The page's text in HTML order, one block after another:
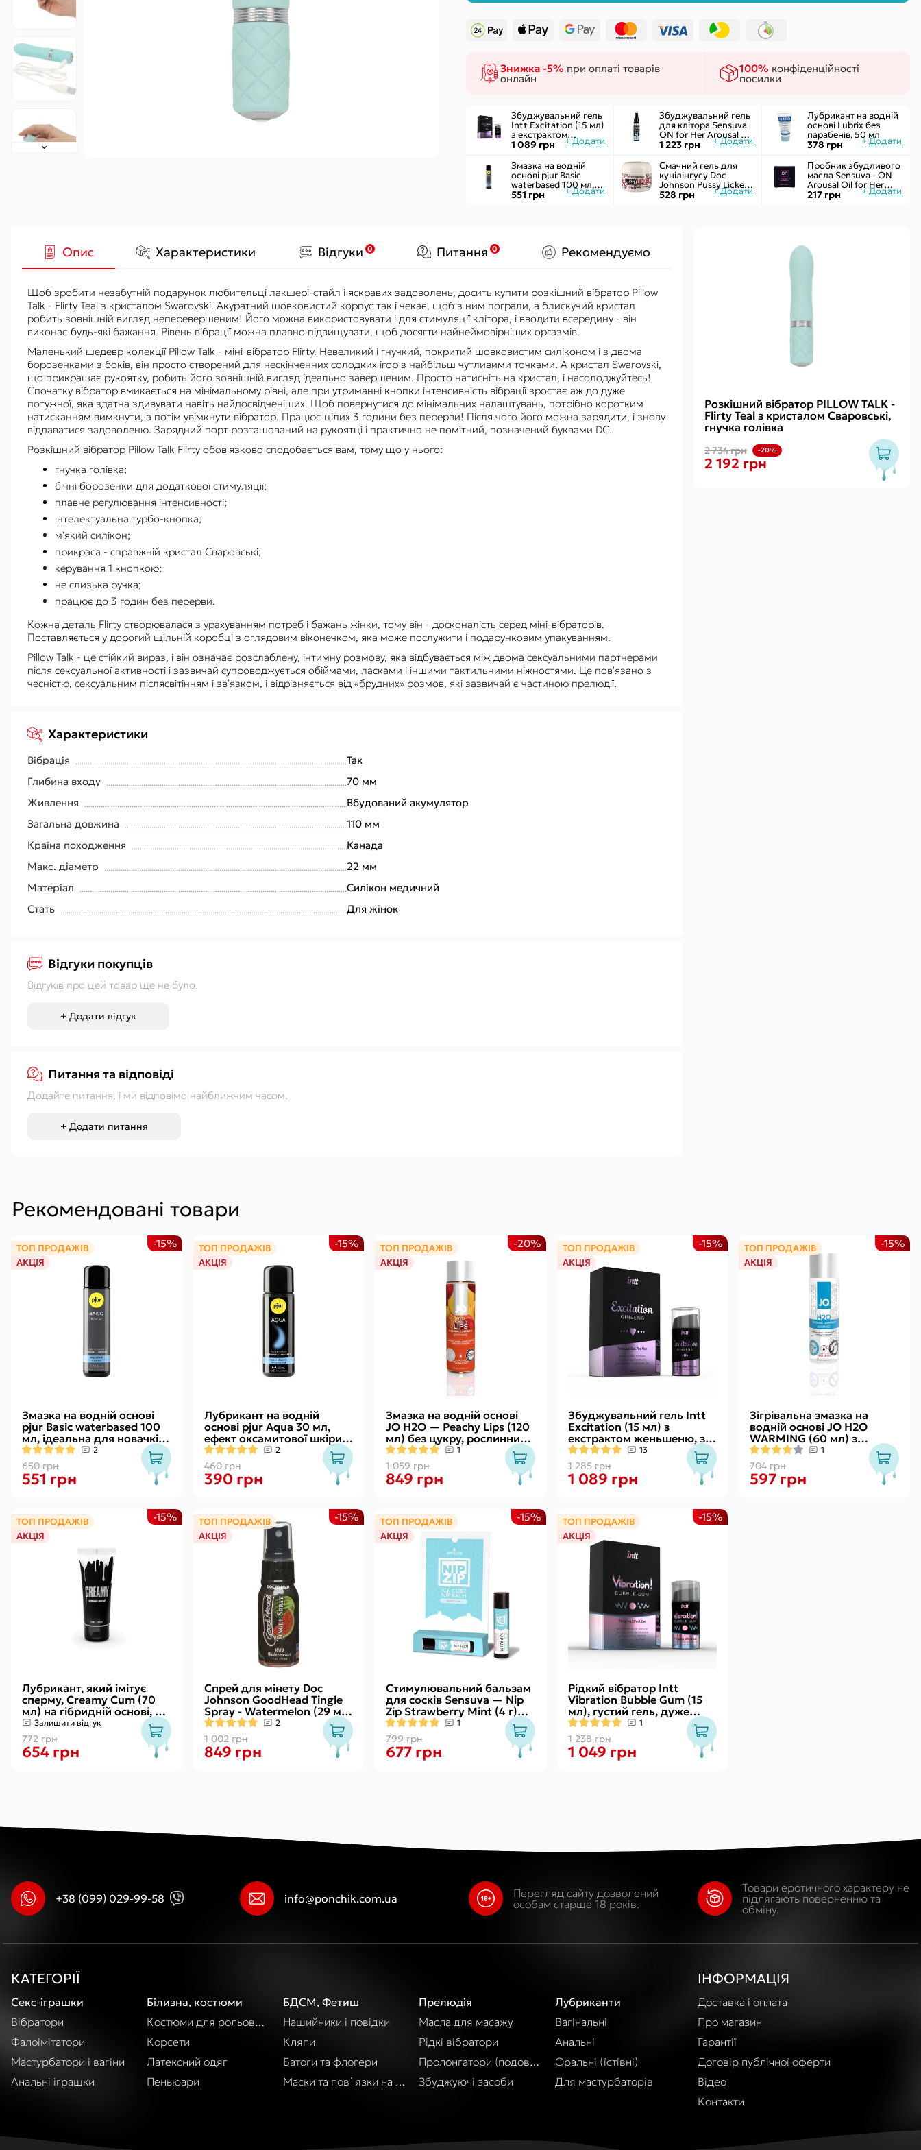
Гідропомпи
Вакуумні
Подушки для сексу
Знижка -5% при оплаті товарів
онлайн
100% конфіденційності
посилки
Збуджувальний гель
Intt Excitation (15 мл)
з екстрактом
женьшеню, з ефектом
вібрації
1 089 грн
Збуджувальний гель
для клітора Sensuva
ON for Her Arousal Gel
Ice 29мл охолодж.
рідкий вібратор
1 223 грн
Лубрикант на водній
основі Lubrix без
парабенів, 50 мл
378 грн
Змазка на водній
основі pjur Basic
waterbased 100 мл,
ідеальна для
новачків, найкраща
551 грн
Смачний гель для
кунілінгусу Doc
Johnson Pussy Licker
Strawberry (56 г)
528 грн
Пробник збудливого
масла Sensuva - ON
Arousal Oil for Her
Ultra (0,5 мл)
217 грн
Розкішний вібратор PILLOW TALK -
Flirty Teal з кристалом Сваровські,
гнучка голівка
2 734 грн -20%
2 192 грн
Опис Характеристики Відгуки 0 Питання 0 Рекомендуємо
Щоб зробити незабутній подарунок любительці лакшері-стайл і яскравих задоволень, досить купити розкішний вібратор Pillow
Talk - Flirty Teal з кристалом Swarovski. Акуратний шовковистий корпус так і чекає, щоб з ним пограли, а блискучий кристал
робить зовнішній вигляд неперевершеним! Його можна використовувати і для стимуляції клітора, і вводити всередину - він
виконає будь-які бажання. Рівень вібрації можна плавно підвищувати, щоб досягти найнеймовірніших оргазмів.
Маленький шедевр колекції Pillow Talk - міні-вібратор Flirty. Невеликий і гнучкий, покритий шовковистим силіконом і з двома
борозенками з боків, він просто створений для нескінченних солодких ігор з найбільш чутливими точками. А кристал Swarovski,
що прикрашає рукоятку, робить його зовнішній вигляд ідеально завершеним. Просто натисніть на кристал, і насолоджуйтесь!
Спочатку вібратор вмикається на мінімальному рівні, але при утриманні кнопки інтенсивність вібрації зростає аж до дуже
потужної, яка здатна здивувати навіть найдосвідченіших. Щоб повернутися до мінімальних налаштувань, потрібно коротким
натисканням вимкнути, а потім увімкнути вібратор. Працює цілих 3 години без перерви! Після чого його можна зарядити, і знову
віддаватися задоволеню. Зарядний порт розташований на рукоятці і практично не помітний, позначений буквами DC.
Розкішний вібратор Pillow Talk Flirty обов'язково сподобається вам, тому що у нього:
гнучка голівка;
бічні борозенки для додаткової стимуляції;
плавне регулювання інтенсивності;
інтелектуальна турбо-кнопка;
м'який силікон;
прикраса - справжній кристал Сваровські;
керування 1 кнопкою;
не слизька ручка;
працює до 3 годин без перерви.
Кожна деталь Flirty створювалася з урахуванням потреб і бажань жінки, тому він - досконалість серед міні-вібраторів.
Поставляється у дорогий щільній коробці з оглядовим віконечком, яка може послужити і подарунковим упакуванням.
Pillow Talk - це стійкий вираз, і він означає розслаблену, інтимну розмову, яка відбувається між двома сексуальними партнерами
після сексуальної активності і зазвичай супроводжується обіймами, ласками і іншими тактильними ніжностями. Це пов'язано з
чесністю, сексуальним післясвітінням і зв'язком, і відрізняється від «брудних» розмов, які зазвичай є частиною прелюдії.
Характеристики
Вібрація
Так
Глибина входу
70 мм
Живлення
Вбудований акумулятор
Загальна довжина
110 мм
Країна походження
Канада
Макс. діаметр
22 мм
Матеріал
Силікон медичний
Стать
Для жінок
Відгуки покупців
Відгуків про цей товар ще не було.
+ Додати відгук
Питання та відповіді
Додайте питання, і ми відповімо найближчим часом.
+ Додати питання
Рекомендовані товари
ТОП ПРОДАЖІВ
АКЦІЯ
Змазка на водній основі
pjur Basic waterbased 100
мл, ідеальна для новачків,
найкраща ціна/якість
2
650 грн
-15%
551 грн
ТОП ПРОДАЖІВ
АКЦІЯ
Лубрикант на водній
основі pjur Aqua 30 мл,
ефект оксамитової шкіри
без прилипання
2
460 грн
-15%
390 грн
ТОП ПРОДАЖІВ
АКЦІЯ
Змазка на водній основі
JO H2O — Peachy Lips (120
мл) без цукру, рослинний
гліцерин
1
1 059 грн
-20%
849 грн
ТОП ПРОДАЖІВ
АКЦІЯ
Збуджувальний гель Intt
Excitation (15 мл) з
екстрактом женьшеню, з
ефектом вібрації
13
1 285 грн
-15%
1 089 грн
ТОП ПРОДАЖІВ
АКЦІЯ
Зігрівальна змазка на
водній основі JO H2O
WARMING (60 мл) з
екстрактом перцевої м’яти
1
704 грн
-15%
597 грн
ТОП ПРОДАЖІВ
АКЦІЯ
Лубрикант, який імітує
сперму, Creamy Cum (70
мл) на гібридній основі, з
олією звіробою
Залишити відгук
772 грн
-15%
654 грн
ТОП ПРОДАЖІВ
АКЦІЯ
Спрей для мінету Doc
Johnson GoodHead Tingle
Spray - Watermelon (29 мл)
зі стимулювальним
ефектом
2
1 002 грн
-15%
849 грн
ТОП ПРОДАЖІВ
АКЦІЯ
Стимулювальний бальзам
для сосків Sensuva — Nip
Zip Strawberry Mint (4 г)
охолоджувальний
1
799 грн
-15%
677 грн
ТОП ПРОДАЖІВ
АКЦІЯ
Рідкий вібратор Intt
Vibration Bubble Gum (15
мл), густий гель, дуже
смачний, діє до 30 хвилин
1
1 238 грн
-15%
1 049 грн
+38 (099) 029-99-58 info@ponchik.com.ua
Перегляд сайту дозволений
особам старше 18 років.
Товари еротичного характеру не
підлягають поверненню та
обміну.
КАТЕГОРІЇ
Секс-іграшки
Вібратори
Фалоімітатори
Мастурбатори і вагіни
Анальні іграшки
Білизна, костюми
Костюми для рольових ігор
Корсети
Латексний одяг
Пеньюари
БДСМ, Фетиш
Нашийники і повідки
Кляпи
Батоги та флогери
Маски та пов`язки на очі
Прелюдія
Масла для масажу
Рідкі вібратори
Пролонгатори (подовження акту)
Збуджуючі засоби
Лубриканти
Вагінальні
Анальні
Оральні (їстівні)
Для мастурбаторів
ІНФОРМАЦІЯ
Доставка і оплата
Про магазин
Гарантії
Договір публічної оферти
Відео
Контакти